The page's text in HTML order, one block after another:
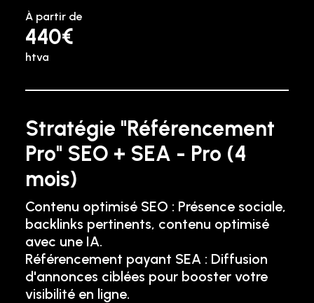
À partir de
440€
htva
Stratégie "Référencement
Pro" SEO + SEA - Pro (4
mois)
Contenu optimisé SEO : Présence sociale,
backlinks pertinents, contenu optimisé
avec une IA.
Référencement payant SEA : Diffusion
d'annonces ciblées pour booster votre
visibilité en ligne.